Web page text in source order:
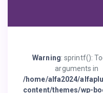
Warning: sprintf():
arguments in
/home/alfa2024/
content/themes/wp-